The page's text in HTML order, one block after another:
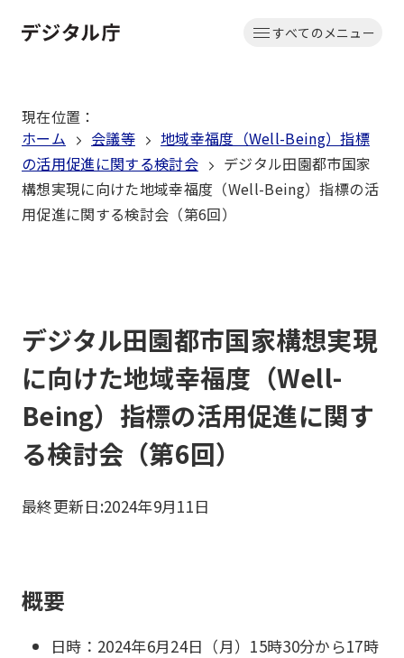
文
動
すべてのメニュー
現在位置 ：
ホーム
会議等
地域幸福度（Well-Being）指標
の活用促進に関する検討会
デジタル田園都市国家
構想実現に向けた地域幸福度（Well-Being）指標の活
用促進に関する検討会（第6回）
デジタル田園都市国家構想実現
に向けた地域幸福度（Well-
Being）指標の活用促進に関す
る検討会（第6回）
最終更新日:2024年9月11日
概要
日時：2024年6月24日（月）15時30分から17時